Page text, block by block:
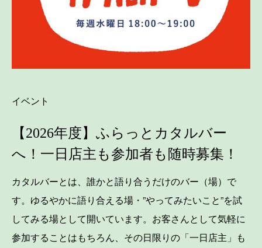
イベント
【2026年度】ふらっとカタルバー
へ！一日店主も参加者も随時募集！
カタルバーとは、誰かと語り合うだけのバー（場）で
す。ゆるやかに語り合える場・”やってみたいこと”を試
してみる場として開いています。お客さんとして気軽に
参加することはもちろん、その日限りの「一日店主」も